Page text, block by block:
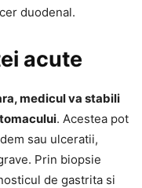
duodenal.
acute
medicul va stabili
. Acestea pot
sau ulceratii,
Prin biopsie
de gastrita si